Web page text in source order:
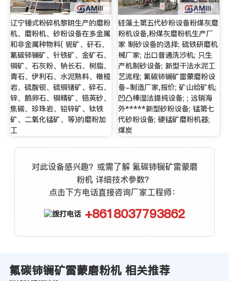
辽宁锤式粉碎机黎明生产的磨粉
机、磨粉机、砂粉设备在多金属
和非金属种物料( 铌矿、矸石、
氟碳铈镧矿、针铁矿、金矿石、
铜矿、石灰粉、钠长石、树脂、
青石、伊利石、水泥熟料、橄榄
岩、硫酸钡、硫铜锗矿、碎石、
锌、鹅卵石、铜精矿、锆英砂、
焦碳、珍珠岩、铅锌矿、钛铁
矿、二氧化锰矿、等)的磨粉加
工
硅藻土第五代砂粉设备粉煤灰磨
粉机设备,粉煤灰磨粉机生产厂
家 制砂设备的选择; 硫铁研磨机
械厂家; 出口普通洗沙机; 只生
产机制砂设备; 新型干法水泥工
艺流程; 氟碳铈镧矿雷蒙磨粉设
备-制造厂家,报价; 矿山给矿机;
凹凸棒湿法提纯设备; ; 远销海
外*****新型砂粉设备; 锰第七
代砂粉设备; 硬锰矿磨粉机器;
煤炭
对此设备感兴趣？或需了解 氟碳铈镧矿雷蒙磨
粉机 详细技术参数？
点击下方电话直接咨询厂家工程师：
+8618037793862
氟碳铈镧矿雷蒙磨粉机 相关推荐